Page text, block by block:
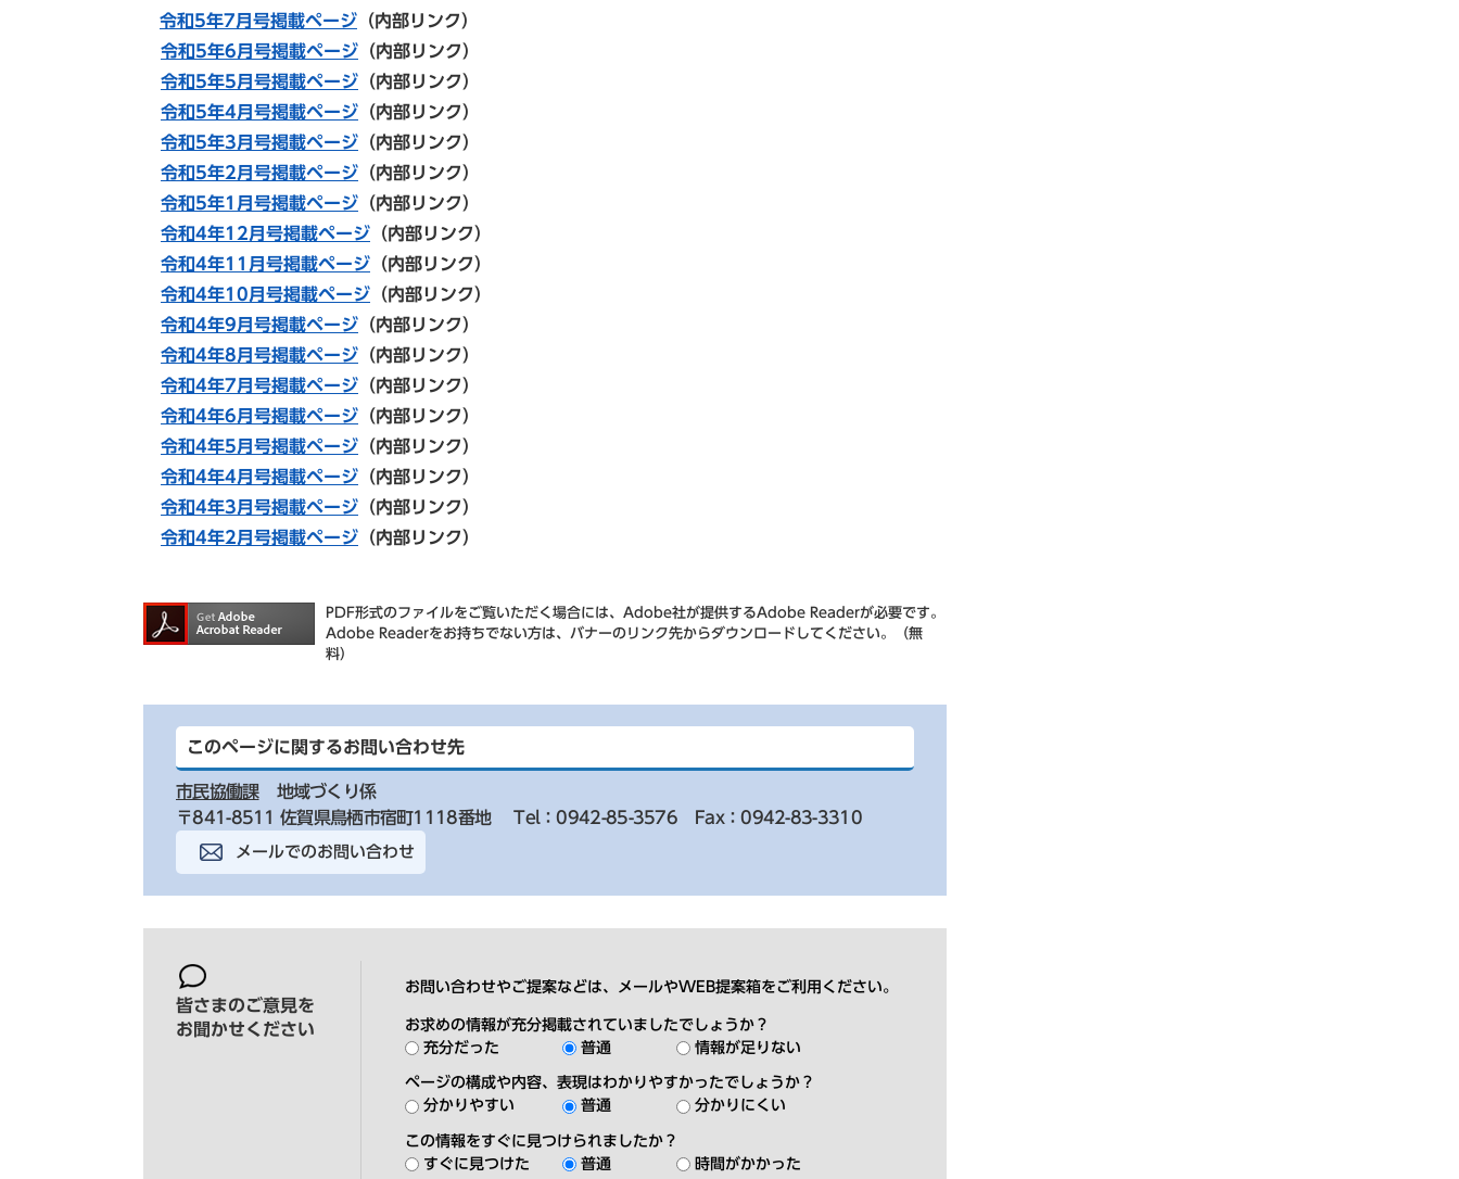
令和5年7月号掲載ページ （内部リンク）
令和5年6月号掲載ページ （内部リンク）
令和5年5月号掲載ページ （内部リンク）
令和5年4月号掲載ページ （内部リンク）
令和5年3月号掲載ページ （内部リンク）
令和5年2月号掲載ページ （内部リンク）
令和5年1月号掲載ページ （内部リンク）
令和4年12月号掲載ページ （内部リンク）
令和4年11月号掲載ページ （内部リンク）
令和4年10月号掲載ページ （内部リンク）
令和4年9月号掲載ページ （内部リンク）
令和4年8月号掲載ページ （内部リンク）
令和4年7月号掲載ページ （内部リンク）
令和4年6月号掲載ページ （内部リンク）
令和4年5月号掲載ページ （内部リンク）
令和4年4月号掲載ページ （内部リンク）
令和4年3月号掲載ページ （内部リンク）
令和4年2月号掲載ページ （内部リンク）
PDF形式のファイルをご覧いただく場合には、Adobe社が提供するAdobe Readerが必要です。
Adobe Readerをお持ちでない方は、バナーのリンク先からダウンロードしてください。（無
料）
このページに関するお問い合わせ先
市民協働課
地域づくり係
〒841-8511 佐賀県鳥栖市宿町1118番地
Tel：0942-85-3576 Fax：0942-83-3310
メールでのお問い合わせ
皆さまのご意見を
お聞かせください
お問い合わせやご提案などは、メールやWEB提案箱をご利用ください。
お求めの情報が充分掲載されていましたでしょうか？
充分だった
普通 情報が足りない
ページの構成や内容、表現はわかりやすかったでしょうか？
分かりやすい
普通 分かりにくい
この情報をすぐに見つけられましたか？
すぐに見つけた
普通 時間がかかった